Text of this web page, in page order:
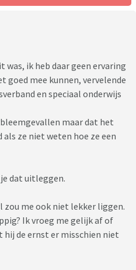
ik heb daar geen ervaring
goed mee kunnen, vervelende
en speciaal onderwijs
maar dat het
ze niet weten hoe ze een
dat uitleggen.
zou me ook niet lekker liggen.
Ik vroeg me gelijk af of
hij de ernst er misschien niet